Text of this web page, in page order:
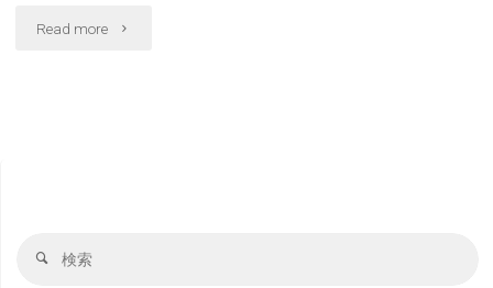
Read more "日
検